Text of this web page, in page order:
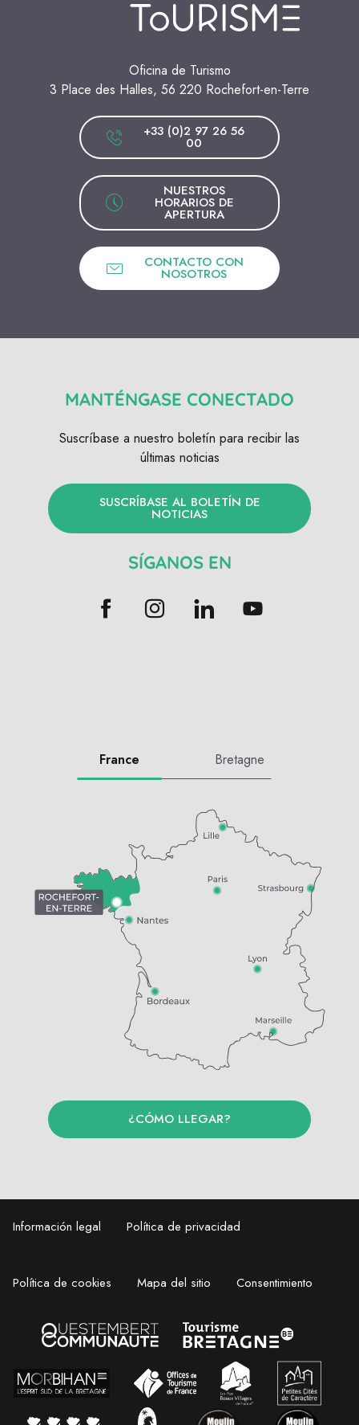
Oficina de Turismo
3 Place des Halles, 56 220 Rochefort-en-Terre
+33 (0)2 97 26 56
00
NUESTROS
HORARIOS DE
APERTURA
CONTACTO CON
NOSOTROS
MANTÉNGASE CONECTADO
Suscríbase a nuestro boletín para recibir las
últimas noticias
SUSCRÍBASE AL BOLETÍN DE
NOTICIAS
SÍGANOS EN
France Bretagne
¿CÓMO LLEGAR?
Información legal Política de privacidad
Política de cookies Mapa del sitio Consentimiento